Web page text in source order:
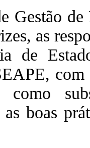
Gestão
as
de
com
como
boas